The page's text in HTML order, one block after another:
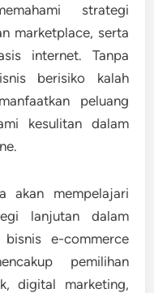
strategi
marketplace, serta
internet. Tanpa
berisiko kalah
peluang
kesulitan dalam
akan mempelajari
lanjutan dalam
e-commerce
pemilihan
digital marketing,